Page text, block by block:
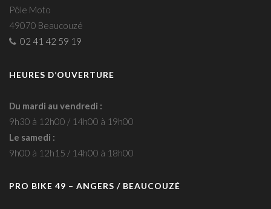
Pôle Moto
49070 Beaucouzé
02 41 42 59 19
HEURES D’OUVERTURE
Du mardi au vendredi :
9h30 à 12h00 / 14h00 à 19h00
Le samedi :
9h00 à 12h15 / 14h00 à 18h00
PRO BIKE 49 – ANGERS / BEAUCOUZÉ